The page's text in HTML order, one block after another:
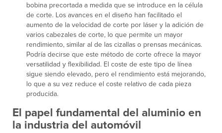
bobina precortada a medida que se introduce en la célula
de corte. Los avances en el diseño han facilitado el
aumento de la velocidad de corte por láser y la adición de
varios cabezales de corte, lo que permite un mayor
rendimiento, similar al de las cizallas o prensas mecánicas.
Podría decirse que este método de corte ofrece la mayor
versatilidad y flexibilidad. El coste de este tipo de línea
sigue siendo elevado, pero el rendimiento está mejorando,
lo que a su vez reduce el coste relativo de cada pieza
producida.
El papel fundamental del aluminio en
la industria del automóvil